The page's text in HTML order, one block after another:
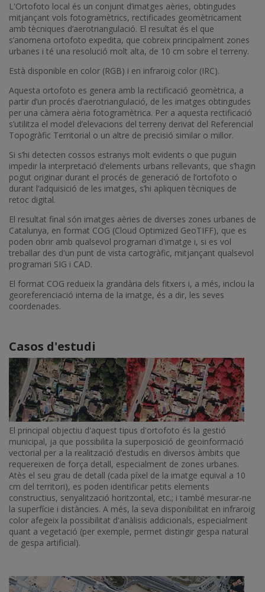
L'Ortofoto local és un conjunt d’imatges aèries, obtingudes
mitjançant vols fotogramètrics, rectificades geomètricament
amb tècniques d’aerotriangulació. El resultat és el que
s’anomena ortofoto expedita, que cobreix principalment zones
urbanes i té una resolució molt alta, de 10 cm sobre el terreny.
Està disponible en color (RGB) i en infraroig color (IRC).
Aquesta ortofoto es genera amb la rectificació geomètrica, a
partir d’un procés d’aerotriangulació, de les imatges obtingudes
per una càmera aèria fotogramètrica. Per a aquesta rectificació
s’utilitza el model d’elevacions del terreny derivat del Referencial
Topogràfic Territorial o un altre de precisió similar o millor.
Si s’hi detecten cossos estranys molt evidents o que puguin
impedir la interpretació d’elements urbans rellevants, que s’hagin
pogut originar durant el procés de generació de l’ortofoto o
durant l’adquisició de les imatges, s’hi apliquen tècniques de
retoc digital.
El resultat final són imatges aèries de diverses zones urbanes de
Catalunya, en format COG (Cloud Optimized GeoTIFF), que es
poden obrir amb qualsevol programari d'imatge i, si es vol
treballar des d'un punt de vista cartogràfic, mitjançant qualsevol
programari SIG i CAD.
El format COG redueix la grandària dels fitxers i, a més, inclou la
georeferenciació interna de la imatge, és a dir, les seves
coordenades.
Casos d'estudi
El principal objectiu d'aquest tipus d'ortofoto és la gestió
municipal, ja que possibilita la superposició de geoinformació
vectorial per a la realització d’estudis en diversos àmbits que
requereixen de força detall, especialment de zones urbanes.
Atès el seu grau de detall (cada píxel de la imatge equival a 10
cm del territori), es poden identificar petits elements
constructius, senyalització horitzontal, etc.; i també mesurar-ne
la superfície i distàncies. A més, la seva disponibilitat en infraroig
color afegeix la possibilitat d'anàlisis addicionals, especialment
quant a vegetació (per exemple, permet distingir gespa natural
de gespa artificial).